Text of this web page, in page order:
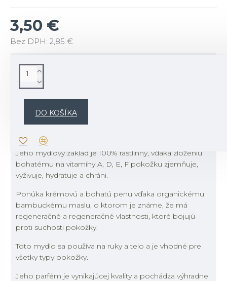
3,50 €
Bez DPH: 2,85 €
DO KOŠÍKA
Naše mydlo voňavé a obohatené o bio kozie mlieko,
vyrobené v Provence, je obohatené o bio bambucké
Jeho mydlový základ je 100% rastlinný, vďaka zloženiu
bohatému na vitamíny A, D, E, F pokožku zjemňuje,
vyživuje, hydratuje a chráni.
Ponúka krémovú a bohatú penu vďaka organickému
bambuckému maslu, o ktorom je známe, že má
regeneračné a regeneračné vlastnosti, ktoré bojujú
proti suchosti pokožky.
Toto mydlo sa používa na ruky a telo a je vhodné pre
všetky typy pokožky.
Jeho parfém je vynikajúcej kvality a pochádza výhradne